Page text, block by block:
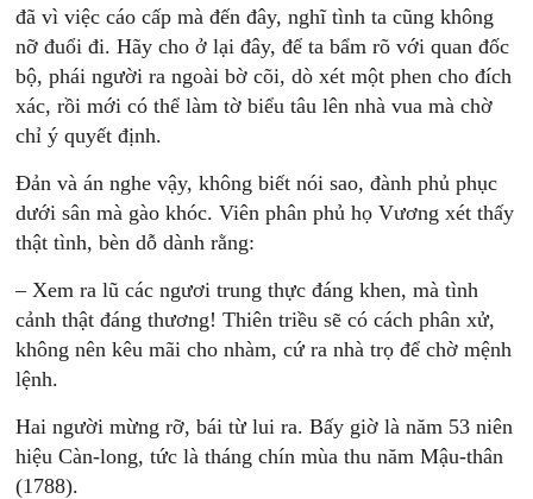
đã vì việc cáo cấp mà đến đây, nghĩ tình ta cũng không
nỡ đuổi đi. Hãy cho ở lại đây, để ta bẩm rõ với quan đốc
bộ, phái người ra ngoài bờ cõi, dò xét một phen cho đích
xác, rồi mới có thể làm tờ biểu tâu lên nhà vua mà chờ
chỉ ý quyết định.
Đản và án nghe vậy, không biết nói sao, đành phủ phục
dưới sân mà gào khóc. Viên phân phủ họ Vương xét thấy
thật tình, bèn dỗ dành rằng:
– Xem ra lũ các ngươi trung thực đáng khen, mà tình
cảnh thật đáng thương! Thiên triều sẽ có cách phân xử,
không nên kêu mãi cho nhàm, cứ ra nhà trọ để chờ mệnh
lệnh.
Hai người mừng rỡ, bái từ lui ra. Bấy giờ là năm 53 niên
hiệu Càn-long, tức là tháng chín mùa thu năm Mậu-thân
(1788).